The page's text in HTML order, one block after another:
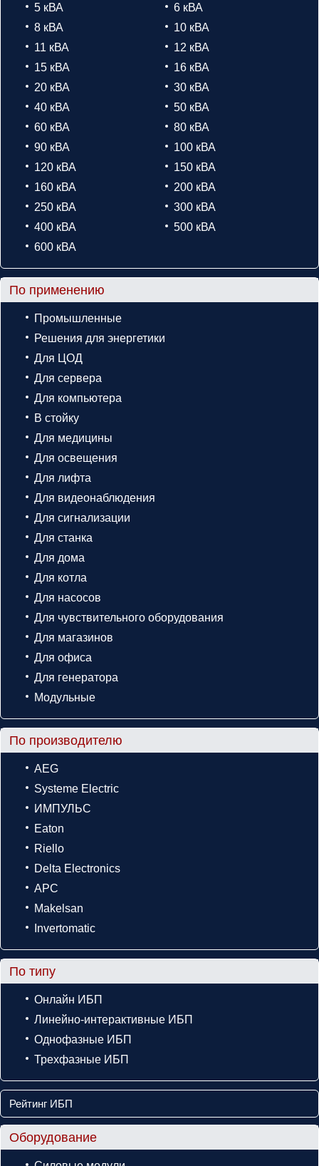
5 кВА
6 кВА
8 кВА
10 кВА
11 кВА
12 кВА
15 кВА
16 кВА
20 кВА
30 кВА
40 кВА
50 кВА
60 кВА
80 кВА
90 кВА
100 кВА
120 кВА
150 кВА
160 кВА
200 кВА
250 кВА
300 кВА
400 кВА
500 кВА
600 кВА
По применению
Промышленные
Решения для энергетики
Для ЦОД
Для сервера
Для компьютера
В стойку
Для медицины
Для освещения
Для лифта
Для видеонаблюдения
Для сигнализации
Для станка
Для дома
Для котла
Для насосов
Для чувствительного оборудования
Для магазинов
Для офиса
Для генератора
Модульные
По производителю
AEG
Systeme Electric
ИМПУЛЬС
Eaton
Riello
Delta Electronics
APC
Makelsan
Invertomatic
По типу
Онлайн ИБП
Линейно-интерактивные ИБП
Однофазные ИБП
Трехфазные ИБП
Рейтинг ИБП
Оборудование